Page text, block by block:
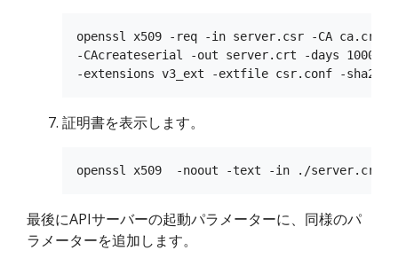
openssl x509 -req -in server.csr -CA ca.crt -
-CAcreateserial -out server.crt -days 10000 \
証明書を表示します。
最後にAPIサーバーの起動パラメーターに、同様のパ
ラメーターを追加します。